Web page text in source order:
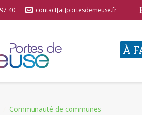
40 contact[at]portesdemeuse.fr
À
Communauté de communes